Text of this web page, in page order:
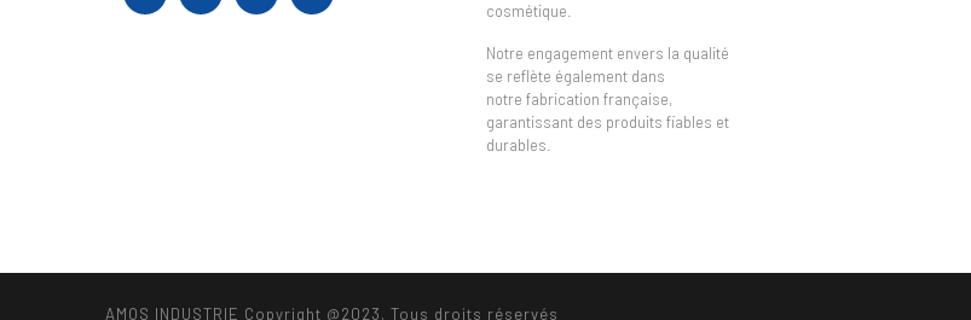
cosmétique.
Notre engagement envers la qualité
se reflète également dans
notre fabrication française,
garantissant des produits fiables et
durables.
AMOS INDUSTRIE Copyright @2023. Tous droits réservés